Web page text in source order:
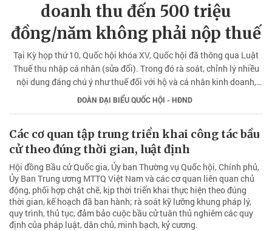
doanh thu đến 500 triệu
đồng/năm không phải nộp thuế
Tại Kỳ họp thứ 10, Quốc hội khóa XV, Quốc hội đã thông qua Luật
Thuế thu nhập cá nhân (sửa đổi). Trong đó rà soát, chỉnh lý nhiều
nội dung đáng chú ý như thuế đối với hộ và cá nhân kinh doanh,
mức giảm trừ gia cảnh, thuế đối với chuyển nhượng vàng,…
ĐOÀN ĐẠI BIỂU QUỐC HỘI - HĐND
Các cơ quan tập trung triển khai công tác bầu
cử theo đúng thời gian, luật định
Hội đồng Bầu cử Quốc gia, Ủy ban Thường vụ Quốc hội, Chính phủ,
Ủy Ban Trung ương MTTQ Việt Nam và các cơ quan liên quan chủ
động, phối hợp chặt chẽ, kịp thời triển khai thực hiện theo đúng
thời gian, kế hoạch đã ban hành; rà soát kỹ lưỡng khung pháp lý,
quy trình, thủ tục, đảm bảo cuộc bầu cử tuân thủ nghiêm các quy
định của pháp luật, dân chủ, minh bạch, kỷ cương.